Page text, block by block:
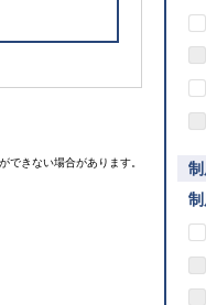
できない場合があります。
賃貸住宅のイ
こ
【ご入居要件あ
【ご入居
扶養、も
【ご入居要件あり】子育